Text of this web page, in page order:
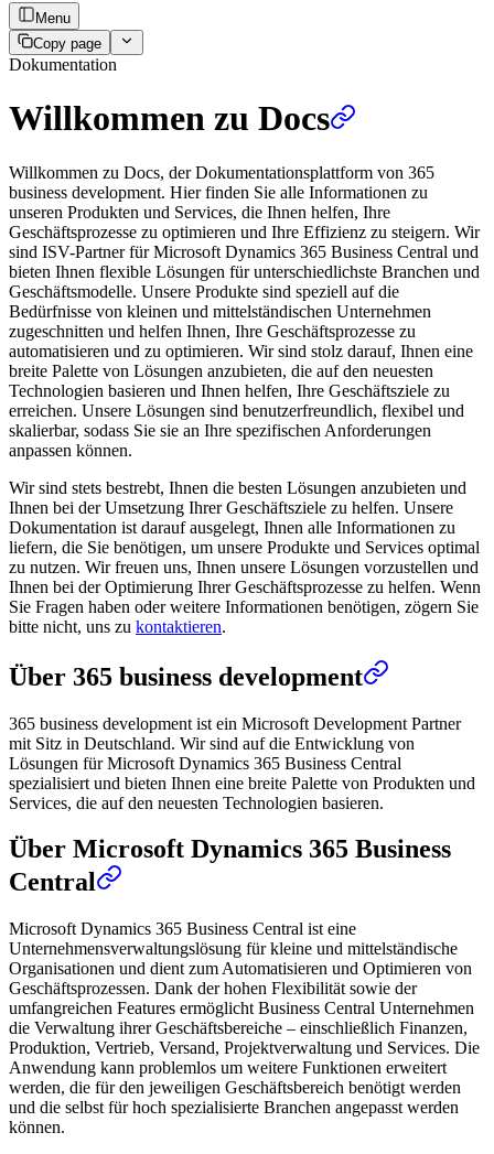
Menu
Copy page
Dokumentation
Willkommen zu Docs
Willkommen zu Docs, der Dokumentationsplattform von 365
business development. Hier finden Sie alle Informationen zu
unseren Produkten und Services, die Ihnen helfen, Ihre
Geschäftsprozesse zu optimieren und Ihre Effizienz zu steigern. Wir
sind ISV-Partner für Microsoft Dynamics 365 Business Central und
bieten Ihnen flexible Lösungen für unterschiedlichste Branchen und
Geschäftsmodelle. Unsere Produkte sind speziell auf die
Bedürfnisse von kleinen und mittelständischen Unternehmen
zugeschnitten und helfen Ihnen, Ihre Geschäftsprozesse zu
automatisieren und zu optimieren. Wir sind stolz darauf, Ihnen eine
breite Palette von Lösungen anzubieten, die auf den neuesten
Technologien basieren und Ihnen helfen, Ihre Geschäftsziele zu
erreichen. Unsere Lösungen sind benutzerfreundlich, flexibel und
skalierbar, sodass Sie sie an Ihre spezifischen Anforderungen
anpassen können.
Wir sind stets bestrebt, Ihnen die besten Lösungen anzubieten und
Ihnen bei der Umsetzung Ihrer Geschäftsziele zu helfen. Unsere
Dokumentation ist darauf ausgelegt, Ihnen alle Informationen zu
liefern, die Sie benötigen, um unsere Produkte und Services optimal
zu nutzen. Wir freuen uns, Ihnen unsere Lösungen vorzustellen und
Ihnen bei der Optimierung Ihrer Geschäftsprozesse zu helfen. Wenn
Sie Fragen haben oder weitere Informationen benötigen, zögern Sie
bitte nicht, uns zu kontaktieren.
Über 365 business development
365 business development ist ein Microsoft Development Partner
mit Sitz in Deutschland. Wir sind auf die Entwicklung von
Lösungen für Microsoft Dynamics 365 Business Central
spezialisiert und bieten Ihnen eine breite Palette von Produkten und
Services, die auf den neuesten Technologien basieren.
Über Microsoft Dynamics 365 Business
Central
Microsoft Dynamics 365 Business Central ist eine
Unternehmensverwaltungslösung für kleine und mittelständische
Organisationen und dient zum Automatisieren und Optimieren von
Geschäftsprozessen. Dank der hohen Flexibilität sowie der
umfangreichen Features ermöglicht Business Central Unternehmen
die Verwaltung ihrer Geschäftsbereiche – einschließlich Finanzen,
Produktion, Vertrieb, Versand, Projektverwaltung und Services. Die
Anwendung kann problemlos um weitere Funktionen erweitert
werden, die für den jeweiligen Geschäftsbereich benötigt werden
und die selbst für hoch spezialisierte Branchen angepasst werden
können.